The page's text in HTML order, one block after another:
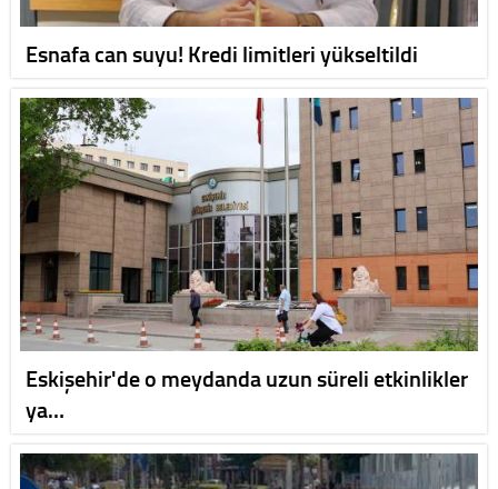
Esnafa can suyu! Kredi limitleri yükseltildi
Eskişehir'de o meydanda uzun süreli etkinlikler
ya…